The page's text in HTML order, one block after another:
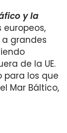
y la
europeos,
grandes
de la UE.
para los que
Mar Báltico,